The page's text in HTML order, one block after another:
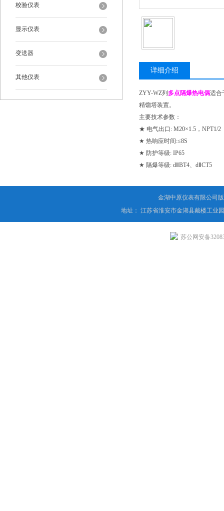
校验仪表
显示仪表
变送器
其他仪表
详细介绍
ZYY-WZ列 多点隔爆热电偶适合
精馏塔装置。
主要技术参数：
★ 电气出口: M20×1.5，NPT1/2
★ 热响应时间:≤8S
★ 防护等级: IP65
★ 隔爆等级: dⅡBT4、dⅡCT5
金湖中原仪表有限公司
地址： 江苏省淮安市金湖县戴楼工业
苏公网安备